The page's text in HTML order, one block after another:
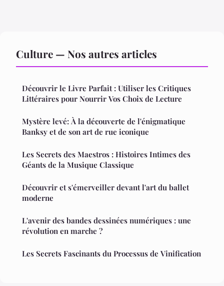
Culture — Nos autres articles
Découvrir le Livre Parfait : Utiliser les Critiques
Littéraires pour Nourrir Vos Choix de Lecture
Mystère levé: À la découverte de l'énigmatique
Banksy et de son art de rue iconique
Les Secrets des Maestros : Histoires Intimes des
Géants de la Musique Classique
Découvrir et s'émerveiller devant l'art du ballet
moderne
L'avenir des bandes dessinées numériques : une
révolution en marche ?
Les Secrets Fascinants du Processus de Vinification